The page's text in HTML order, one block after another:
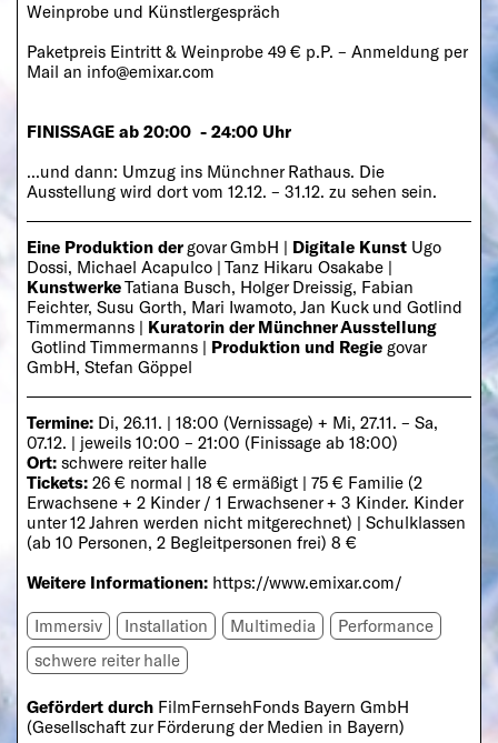
Weinprobe und Künstlergespräch
Paketpreis Eintritt & Weinprobe 49 € p.P. – Anmeldung per
Mail an info@emixar.com
FINISSAGE ab 20:00 - 24:00 Uhr
...und dann: Umzug ins Münchner Rathaus. Die
Ausstellung wird dort vom 12.12. – 31.12. zu sehen sein.
Eine Produktion dergovar GmbH | Digitale Kunst Ugo
Dossi, Michael Acapulco | Tanz Hikaru Osakabe |
KunstwerkeTatiana Busch, Holger Dreissig, Fabian
Feichter, Susu Gorth, Mari Iwamoto, Jan Kuck und Gotlind
Timmermanns | Kuratorin der Münchner Ausstellung
Gotlind Timmermanns | Produktion und Regie govar
GmbH, Stefan Göppel
Termine: Di, 26.11. | 18:00 (Vernissage) + Mi, 27.11. – Sa,
07.12. | jeweils 10:00 – 21:00 (Finissage ab 18:00)
Ort: schwere reiter halle
Tickets: 26 € normal | 18 € ermäßigt | 75 € Familie (2
Erwachsene + 2 Kinder / 1 Erwachsener + 3 Kinder. Kinder
unter 12 Jahren werden nicht mitgerechnet) | Schulklassen
(ab 10 Personen, 2 Begleitpersonen frei) 8 €
Weitere Informationen: https://www.emixar.com/
Immersiv Installation Multimedia
Performance
schwere reiter halle
Gefördert durch FilmFernsehFonds Bayern GmbH
(Gesellschaft zur Förderung der Medien in Bayern)